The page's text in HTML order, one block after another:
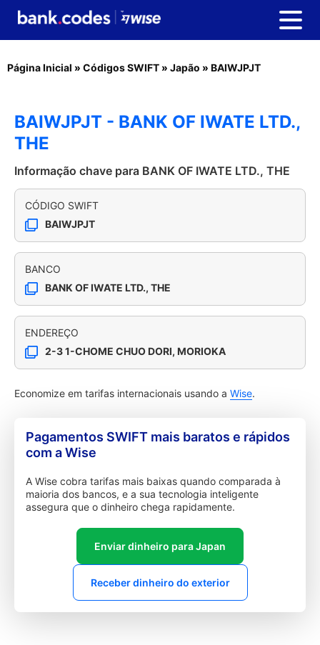
Página Inicial » Códigos SWIFT » Japão » BAIWJPJT
BAIWJPJT - BANK OF IWATE LTD.,
THE
Informação chave para BANK OF IWATE LTD., THE
CÓDIGO SWIFT
BAIWJPJT
BANCO
BANK OF IWATE LTD., THE
ENDEREÇO
2-3 1-CHOME CHUO DORI, MORIOKA
Economize em tarifas internacionais usando a Wise.
Pagamentos SWIFT mais baratos e rápidos
com a Wise
A Wise cobra tarifas mais baixas quando comparada à
maioria dos bancos, e a sua tecnologia inteligente
assegura que o dinheiro chega rapidamente.
Enviar dinheiro para Japan
Receber dinheiro do exterior